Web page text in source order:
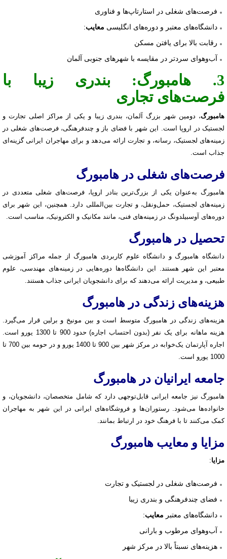
فرصت‌های شغلی در استارتاپ‌ها و فناوری
دانشگاه‌های معتبر و دوره‌های انگلیسی معایب:
رقابت بالا برای یافتن مسکن
آب‌وهوای سردتر در مقایسه با شهرهای جنوبی آلمان
3. هامبورگ: بندری زیبا با
فرصت‌های تجاری
هامبورگ، دومین شهر بزرگ آلمان، بندری زیبا و یکی از مراکز اصلی تجارت و
لجستیک در اروپا است. این شهر با فضای باز و چندفرهنگی، فرصت‌های شغلی در
زمینه‌های لجستیک، رسانه، و تجارت ارائه می‌دهد و برای مهاجران ایرانی گزینه‌ای
جذاب است.
فرصت‌های شغلی در هامبورگ
هامبورگ به‌عنوان یکی از بزرگ‌ترین بنادر اروپا، فرصت‌های شغلی متعددی در
زمینه‌های لجستیک، حمل‌ونقل، و تجارت بین‌المللی دارد. همچنین، این شهر برای
دوره‌های آوسبیلدونگ در زمینه‌های فنی، مانند مکانیک و الکترونیک، مناسب است.
تحصیل در هامبورگ
دانشگاه هامبورگ و دانشگاه علوم کاربردی هامبورگ از جمله مراکز آموزشی
معتبر این شهر هستند. این دانشگاه‌ها دوره‌هایی در زمینه‌های مهندسی، علوم
طبیعی، و مدیریت ارائه می‌دهند که برای دانشجویان ایرانی جذاب هستند.
هزینه‌های زندگی در هامبورگ
هزینه‌های زندگی در هامبورگ متوسط است و بین مونیخ و برلین قرار می‌گیرد.
هزینه ماهانه برای یک نفر (بدون احتساب اجاره) حدود 900 تا 1300 یورو است.
اجاره آپارتمان یک‌خوابه در مرکز شهر بین 900 تا 1400 یورو و در حومه بین 700 تا
1000 یورو است.
جامعه ایرانیان در هامبورگ
هامبورگ نیز جامعه ایرانی قابل‌توجهی دارد که شامل متخصصان، دانشجویان، و
خانواده‌ها می‌شود. رستوران‌ها و فروشگاه‌های ایرانی در این شهر به مهاجران
کمک می‌کنند تا با فرهنگ خود در ارتباط بمانند.
مزایا و معایب هامبورگ
مزایا:
فرصت‌های شغلی در لجستیک و تجارت
فضای چندفرهنگی و بندری زیبا
دانشگاه‌های معتبر معایب:
آب‌وهوای مرطوب و بارانی
هزینه‌های نسبتاً بالا در مرکز شهر